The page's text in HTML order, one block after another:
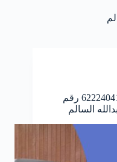
فني تكييف ضاحية عبدالله السالم 62224041 رقم
السالم